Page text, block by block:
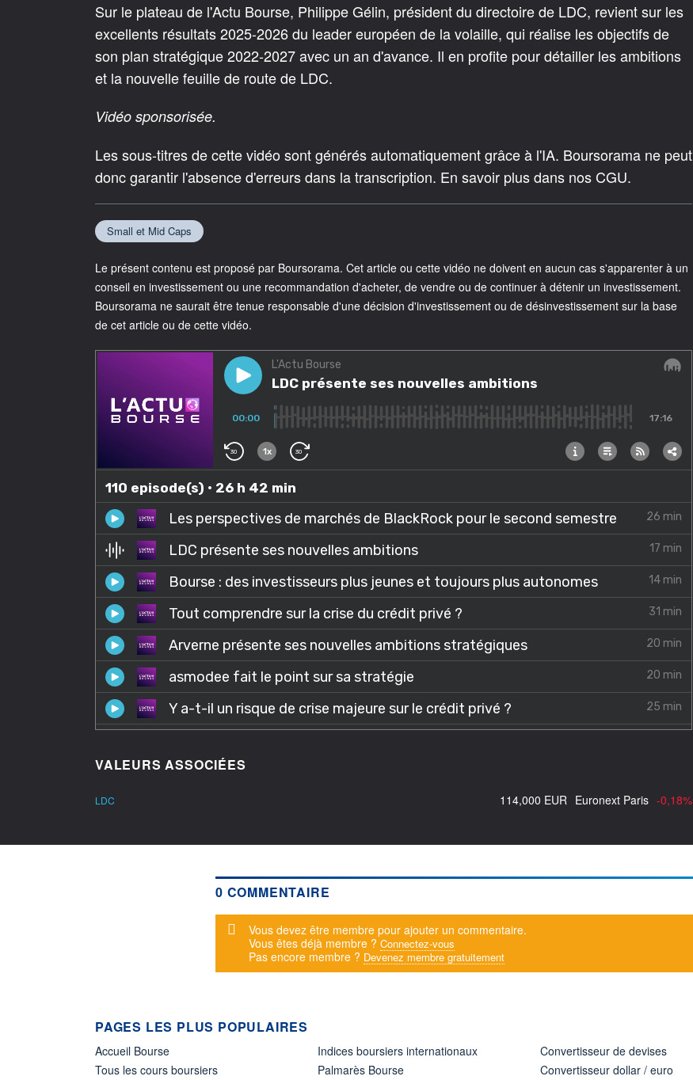
Sur le plateau de l'Actu Bourse, Philippe Gélin, président du directoire de LDC, revient sur les
excellents résultats 2025-2026 du leader européen de la volaille, qui réalise les objectifs de
son plan stratégique 2022-2027 avec un an d'avance. Il en profite pour détailler les ambitions
et la nouvelle feuille de route de LDC.
Vidéo sponsorisée.
Les sous-titres de cette vidéo sont générés automatiquement grâce à l'IA. Boursorama ne peut
donc garantir l'absence d'erreurs dans la transcription. En savoir plus dans nos CGU.
Small et Mid Caps
Le présent contenu est proposé par Boursorama. Cet article ou cette vidéo ne doivent en aucun cas s'apparenter à un
conseil en investissement ou une recommandation d'acheter, de vendre ou de continuer à détenir un investissement.
Boursorama ne saurait être tenue responsable d'une décision d'investissement ou de désinvestissement sur la base
de cet article ou de cette vidéo.
VALEURS ASSOCIÉES
LDC 114,000 EUR Euronext Paris -0,18%
0 COMMENTAIRE
Message d'alerte
Vous devez être membre pour ajouter un commentaire.
Vous êtes déjà membre ? Connectez-vous
Pas encore membre ? Devenez membre gratuitement
PAGES LES PLUS POPULAIRES
Accueil Bourse
Tous les cours boursiers
Indices boursiers internationaux
Palmarès Bourse
Convertisseur de devises
Convertisseur dollar / euro